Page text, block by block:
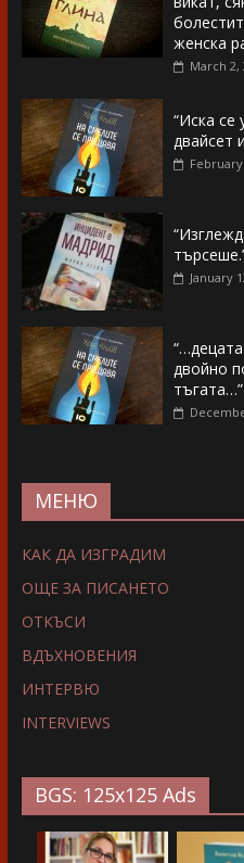
женска
March 2,
“Иска се
двайсет
February
January
двойно
тъгата…”
МЕНЮ
КАК ДА ИЗГРАДИМ
ОЩЕ ЗА ПИСАНЕТО
ОТКЪСИ
ВДЪХНОВЕНИЯ
ИНТЕРВЮ
INTERVIEWS
BGS: 125x125 Ads